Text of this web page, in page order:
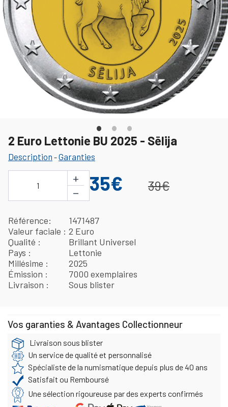
2 Euro Lettonie BU 2025 - Sēlija
Description -Garanties
1
+
−
35€ 39€
Référence
1471487
Valeur faciale
2 Euro
Qualité
Brillant Universel
Pays
Lettonie
Millésime
2025
Émission
7000 exemplaires
Livraison
Sous blister
Vos garanties & Avantages Collectionneur
Livraison sous blister
Un service de qualité et personnalisé
Spécialiste de la numismatique depuis plus de 40 ans
Satisfait ou Remboursé
Une sélection rigoureuse par des experts confirmés